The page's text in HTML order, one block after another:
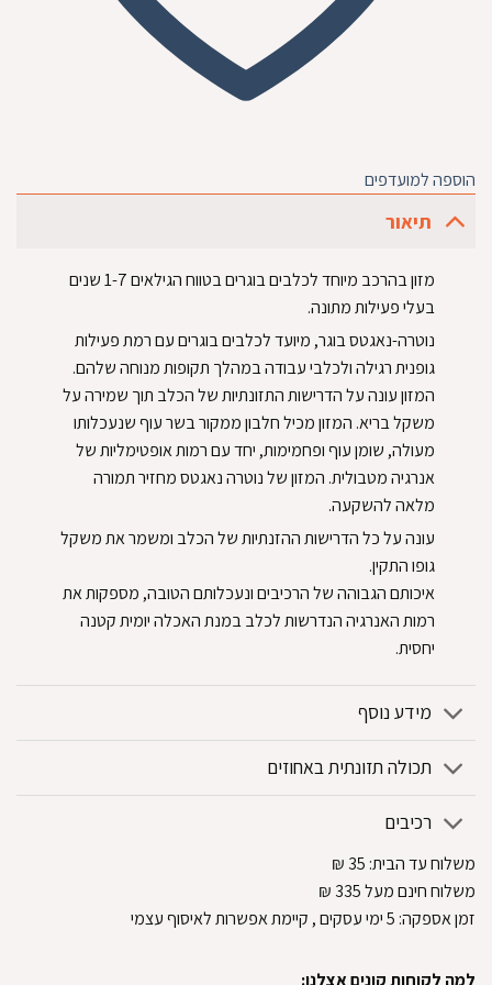
הוספה למועדפים
תיאור
מזון בהרכב מיוחד לכלבים בוגרים בטווח הגילאים 1-7 שנים
בעלי פעילות מתונה.
נוטרה-נאגטס בוגר, מיועד לכלבים בוגרים עם רמת פעילות
גופנית רגילה ולכלבי עבודה במהלך תקופות מנוחה שלהם.
המזון עונה על הדרישות התזונתיות של הכלב תוך שמירה על
משקל בריא. המזון מכיל חלבון ממקור בשר עוף שנעכלותו
מעולה, שומן עוף ופחמימות, יחד עם רמות אופטימליות של
אנרגיה מטבולית. המזון של נוטרה נאגטס מחזיר תמורה
מלאה להשקעה.
עונה על כל הדרישות ההזנתיות של הכלב ומשמר את משקל
גופו התקין.
איכותם הגבוהה של הרכיבים ונעכלותם הטובה, מספקות את
רמות האנרגיה הנדרשות לכלב במנת האכלה יומית קטנה
יחסית.
מידע נוסף
תכולה תזונתית באחוזים
רכיבים
משלוח עד הבית:
₪
משלוח חינם מעל 335
₪
זמן אספקה: 5ימי עסקים, קיימת אפשרות לאיסוף עצמי
למה לקוחות קונים אצלנו: